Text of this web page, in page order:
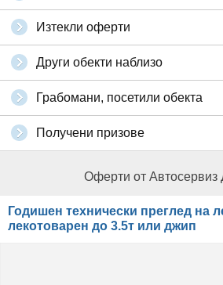
Изтекли оферти
Други обекти наблизо
Грабомани, посетили обекта
Получени призове
Оферти от Автосервиз
Годишен технически преглед на
лекотоварен до 3.5т или джип